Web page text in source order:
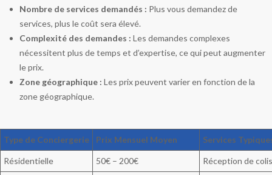
Nombre de services demandés : Plus vous demandez de
services, plus le coût sera élevé.
Complexité des demandes : Les demandes complexes
nécessitent plus de temps et d’expertise, ce qui peut augmenter
le prix.
Zone géographique : Les prix peuvent varier en fonction de la
zone géographique.
Type de Conciergerie Prix Mensuel Moyen Services
Résidentielle 50€ – 200€ Réception de